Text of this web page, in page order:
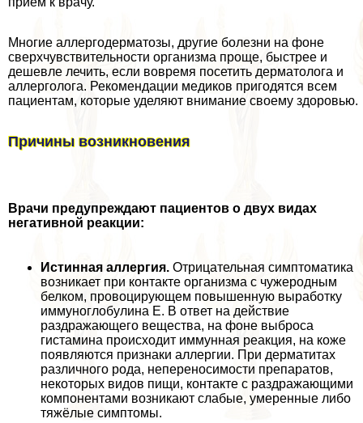
Многие аллергодерматозы, другие болезни на фоне
сверхчувствительности организма проще, быстрее и
дешевле лечить, если вовремя посетить дерматолога и
аллерголога. Рекомендации медиков пригодятся всем
пациентам, которые уделяют внимание своему здоровью.
Причины возникновения
Врачи предупреждают пациентов о двух видах
негативной реакции:
Истинная аллергия. Отрицательная симптоматика
возникает при контакте организма с чужеродным
белком, провоцирующем повышенную выработку
иммуноглобулина Е. В ответ на действие
раздражающего вещества, на фоне выброса
гистамина происходит иммунная реакция, на коже
появляются признаки аллергии. При дерматитах
различного рода, непереносимости препаратов,
некоторых видов пищи, контакте с раздражающими
компонентами возникают слабые, умеренные либо
тяжёлые симптомы.